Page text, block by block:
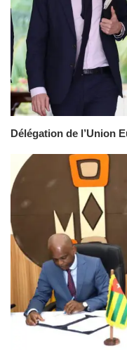
Délégation de l’Union